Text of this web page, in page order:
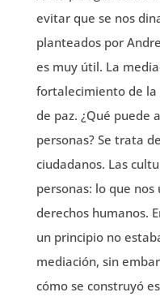
evitar que se nos
planteados por
es muy útil. La
fortalecimiento de la
de paz. ¿Qué puede
personas? Se trata
ciudadanos. Las
personas: lo que
derechos humanos.
un principio no
mediación, sin
cómo se construyó